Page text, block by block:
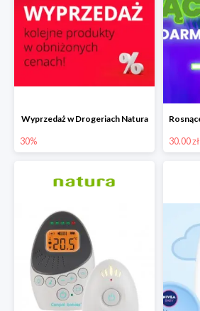
Wyprzedaż w Drogeriach Natura
30% 30.00 zł